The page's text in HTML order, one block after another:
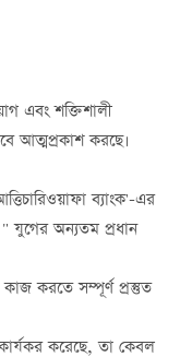
এবং শক্তিশালী
আত্মপ্রকাশ করছে।
ব্যাংক'-এর
যুগের অন্যতম প্রধান
করতে সম্পূর্ণ প্রস্তুত
করেছে, তা কেবল